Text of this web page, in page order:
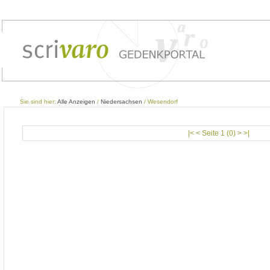
Sie sind hier: Alle Anzeigen / Niedersachsen / Wesendorf
|< < Seite 1 (0) > >|